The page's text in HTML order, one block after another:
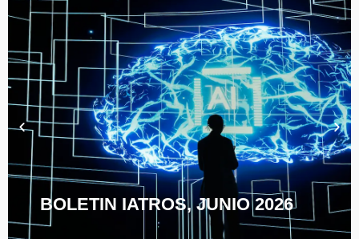
BOLETIN IATROS, JUNIO 2026